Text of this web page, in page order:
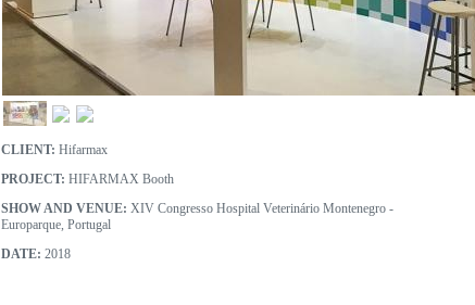
CLIENT: Hifarmax
PROJECT: HIFARMAX Booth
SHOW AND VENUE: XIV Congresso Hospital Veterinário Montenegro -
Europarque, Portugal
DATE: 2018